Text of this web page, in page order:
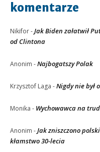
komentarze
Nikifor-Jak Biden załatwił
od Clintona
Anonim -Najbogatszy Polak
Krzysztof Laga -Nigdy nie był
Monika - Wychowawca na
Anonim -Jak zniszczono
kłamstwo 30-lecia